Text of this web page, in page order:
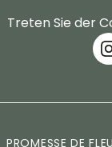
Treten Sie der
PROMESSE DE